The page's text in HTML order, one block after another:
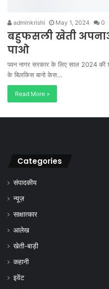
adminkrishi May 1, 2024 0
बहुफसली खेती
पाओ
पवन नागर सरकार के लिए साल 2024 की
के बिलकिस बानो केस…
Read More »
Categories
संपादकीय
न्यूज़
साक्षात्कार
आलेख
खेती-बाड़ी
कहानी
इवेंट